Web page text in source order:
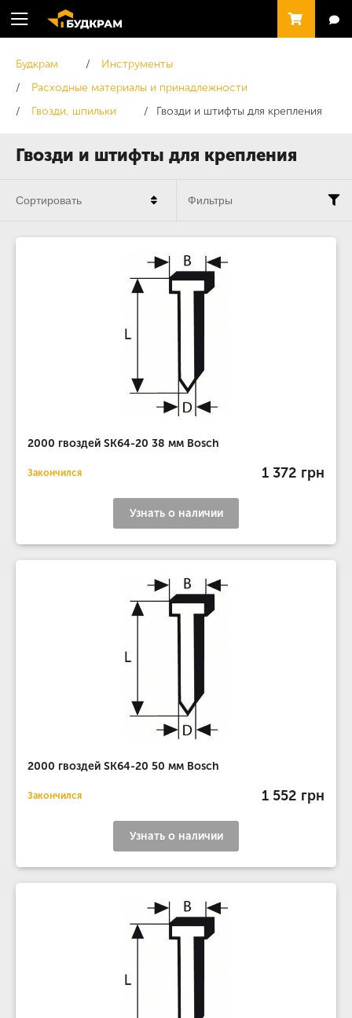
Гвозди и штифты для крепления
Будкрам
Инструменты
Расходные материалы и принадлежности
Гвозди, шпильки
Гвозди и штифты для крепления
2000 гвоздей SK64-20 38 мм Bosch
Закончился 1 372 грн
Узнать о наличии
2000 гвоздей SK64-20 50 мм Bosch
Закончился 1 552 грн
Узнать о наличии
Сортировать Фильтры